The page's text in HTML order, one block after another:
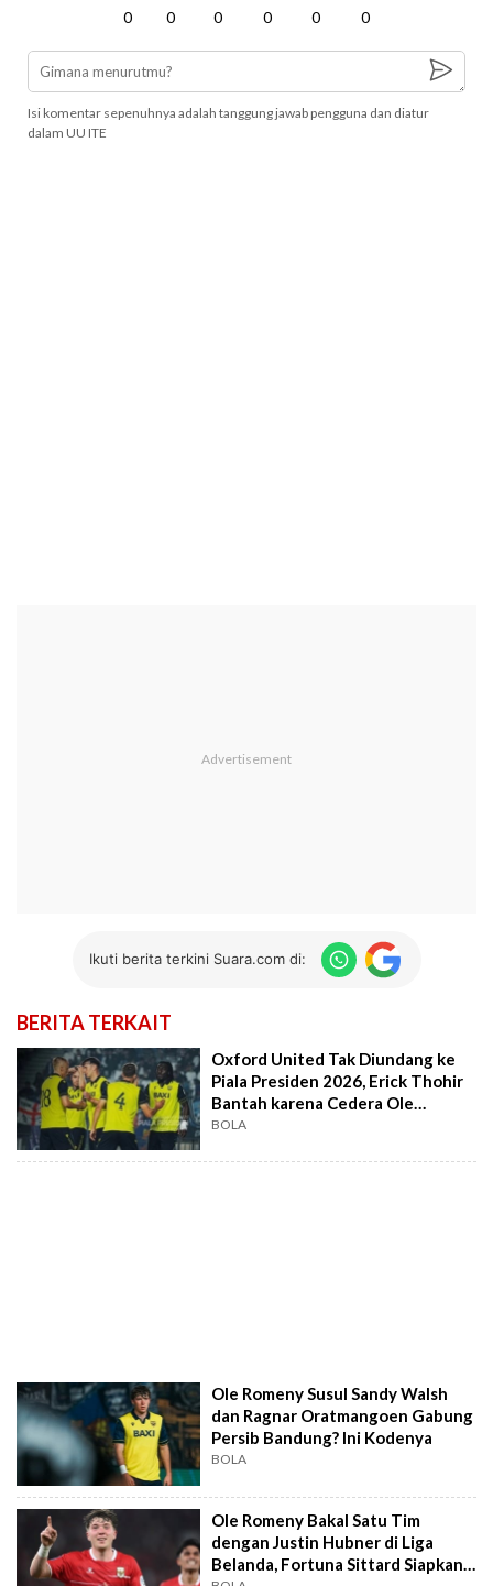
0 0 0 0 0 0
Isi komentar sepenuhnya adalah tanggung jawab pengguna dan diatur
dalam UU ITE
Ikuti berita terkini Suara.com di:
BERITA TERKAIT
Oxford United Tak Diundang ke
Piala Presiden 2026, Erick Thohir
Bantah karena Cedera Ole
Romeny
BOLA
Ole Romeny Susul Sandy Walsh
dan Ragnar Oratmangoen Gabung
Persib Bandung? Ini Kodenya
BOLA
Ole Romeny Bakal Satu Tim
dengan Justin Hubner di Liga
Belanda, Fortuna Sittard Siapkan